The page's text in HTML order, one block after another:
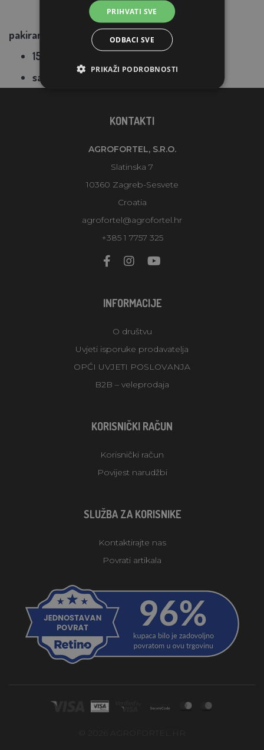
pakiranje:
15 l
sa biljem
KONTAKTI
AGROFORTEL, S.R.O.
Slatinska 7
10360 Zagreb-Sesvete
Croatia
agrofortel@agrofortel.hr
+385 1 7757 325
INFORMACIJE
O društvu
Uvjeti isporuke prodavatelja
OPĆI UVJETI POSLOVANJA
B2B – veleprodaja
KORISNIČKI RAČUN
Korisnički račun
Povijest narudžbi
SLUŽBA ZA KORISNIKE
Kontaktirajte nas
Povrati artikala
PRIHVATI SVE
ODBACI SVE
PRIKAŽI PODROBNOSTI